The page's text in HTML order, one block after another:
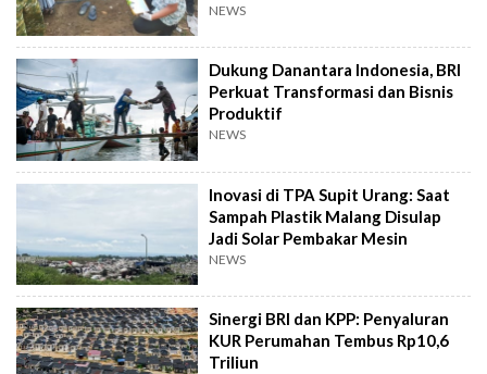
NEWS
Dukung Danantara Indonesia, BRI
Perkuat Transformasi dan Bisnis
Produktif
NEWS
Inovasi di TPA Supit Urang: Saat
Sampah Plastik Malang Disulap
Jadi Solar Pembakar Mesin
NEWS
Sinergi BRI dan KPP: Penyaluran
KUR Perumahan Tembus Rp10,6
Triliun